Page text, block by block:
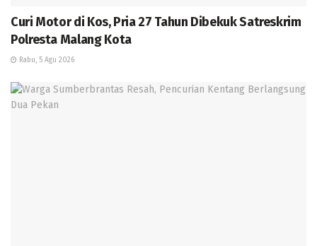
Curi Motor di Kos, Pria 27 Tahun Dibekuk Satreskrim
Polresta Malang Kota
Rabu, 5 Agu 2026